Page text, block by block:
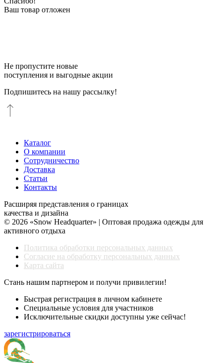
Ваш товар отложен
Не пропустите новые
поступления и выгодные акции
Подпишитесь на нашу рассылку!
Каталог
О компании
Сотрудничество
Доставка
Статьи
Контакты
Расширяя представления о границах
качества и дизайна
© 2026 «Snow Headquarter» | Оптовая продажа одежды для
активного отдыха
Политика обработки персональных данных
Согласие на обработку персональных данных
Карта сайта
Стань нашим партнером и получи привилегии!
Быстрая регистрация в личном кабинете
Специальные условия для участников
Исключительные скидки доступны уже сейчас!
зарегистрироваться